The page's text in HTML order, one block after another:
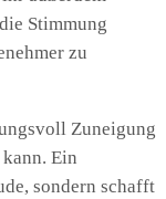
Stimmung
zu
Zuneigung
Ein
sondern schafft